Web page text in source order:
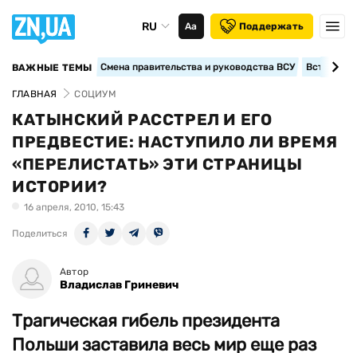
RU Аа Поддержать
ВАЖНЫЕ ТЕМЫ Смена правительства и руководства ВСУ
ГЛАВНАЯ СОЦИУМ
КАТЫНСКИЙ РАССТРЕЛ И ЕГО
ПРЕДВЕСТИЕ: НАСТУПИЛО ЛИ ВРЕМЯ
«ПЕРЕЛИСТАТЬ» ЭТИ СТРАНИЦЫ
ИСТОРИИ?
16 апреля, 2010, 15:43
Поделиться
Автор
Владислав Гриневич
Трагическая гибель президента
Польши заставила весь мир еще раз